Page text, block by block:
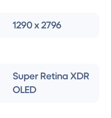
1290 x 2796
Super Retina XDR
OLED